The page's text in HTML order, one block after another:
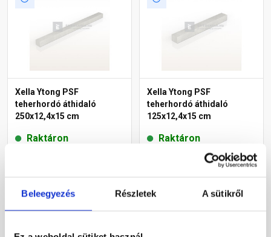
Beleegyezés Részletek A sütikről
Xella Ytong PSF
teherhordó áthidaló
250x12,4x15 cm
Raktáron
Megnézem
Xella Ytong PSF
teherhordó áthidaló
125x12,4x15 cm
Raktáron